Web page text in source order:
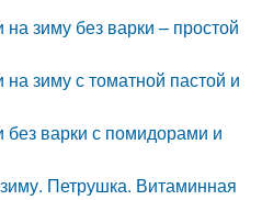
зиму без варки – простой
зиму с томатной пастой и
без варки с помидорами и
Петрушка. Витаминная